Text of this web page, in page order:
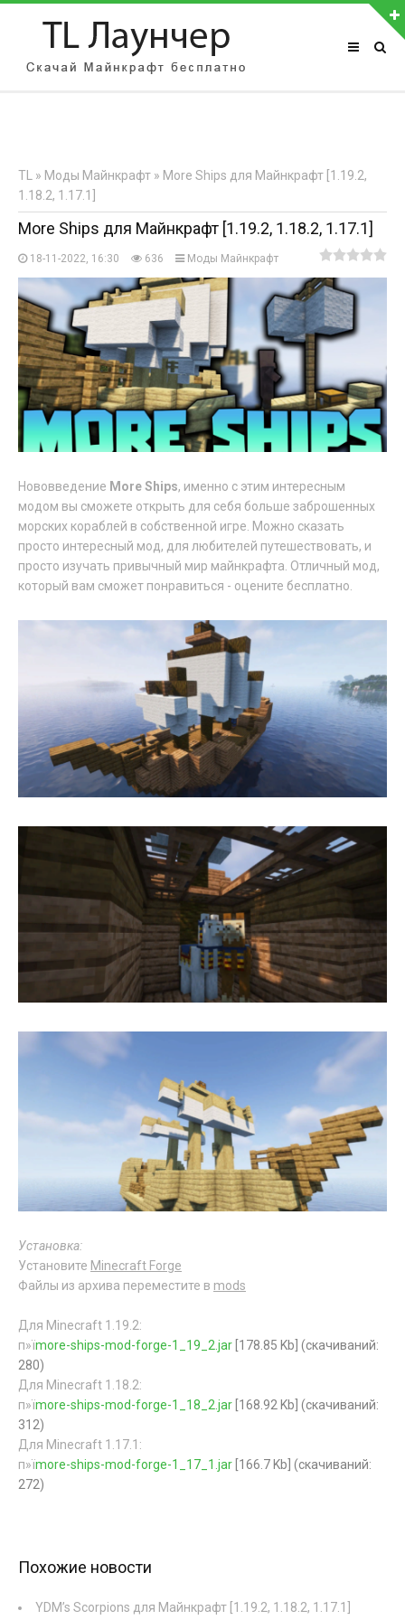
АВТОРИЗАЦИЯ НА САЙТЕ
Регистрация
TL » Моды Майнкрафт » More Ships для Майнкрафт [1.19.2,
1.18.2, 1.17.1]
More Ships для Майнкрафт [1.19.2, 1.18.2, 1.17.1]
18-11-2022, 16:30 636 Моды Майнкрафт
Нововведение More Ships, именно с этим интересным
модом вы сможете открыть для себя больше заброшенных
морских кораблей в собственной игре. Можно сказать
просто интересный мод, для любителей путешествовать, и
просто изучать привычный мир майнкрафта. Отличный мод,
который вам сможет понравиться - оцените бесплатно.
Установка:
Установите Minecraft Forge
Файлы из архива переместите в mods
Для Minecraft 1.19.2:
п»їmore-ships-mod-forge-1_19_2.jar [178.85 Kb] (cкачиваний:
280)
Для Minecraft 1.18.2:
п»їmore-ships-mod-forge-1_18_2.jar [168.92 Kb] (cкачиваний:
312)
Для Minecraft 1.17.1:
п»їmore-ships-mod-forge-1_17_1.jar [166.7 Kb] (cкачиваний:
272)
Похожие новости
YDM’s Scorpions для Майнкрафт [1.19.2, 1.18.2, 1.17.1]